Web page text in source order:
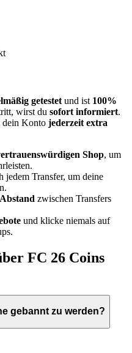
getestet und ist 100%
wirst du sofort informiert.
dein Konto jederzeit extra
Shop, um
jedem Transfer, um deine
zwischen Transfers
und klicke niemals auf
FC 26 Coins
gebannt zu werden?